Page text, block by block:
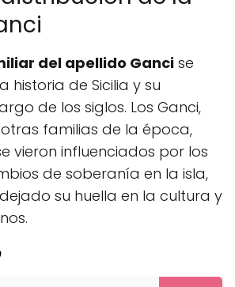
del apellido Ganci se
historia de Sicilia y su
de los siglos. Los Ganci,
familias de la época,
vieron influenciados por los
de soberanía en la isla,
su huella en la cultura y